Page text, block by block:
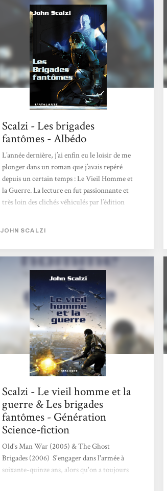
les Brigades Fantômes, décident de créer un
soldat à partir de l’ADN de Boutin et d’y
transférer une partie...
Scalzi - Les brigades
fantômes - Albédo
L’année dernière, j’ai enfin eu le loisir de me
plonger dans un roman que j’avais repéré
depuis un certain temps : Le Vieil Homme et
la Guerre. La lecture en fut passionnante et
très loin des clichés véhiculés par l’édition
sein des Forces Coloniales (FDC). Le concept
initial et l’utilisation de celui-ci par John
Scalzi m’avait alors bluffée. C’est donc avec
une attente certaine que je me suis plongée...
JOHN SCALZI
Scalzi - Le vieil homme et la
guerre & Les brigades
fantômes - Génération
Science-fiction
Old's Man War (2005) & The Ghost
Brigades (2006) S'engager dans l'armée à
soixante-quinze ans, alors qu'on a toujours